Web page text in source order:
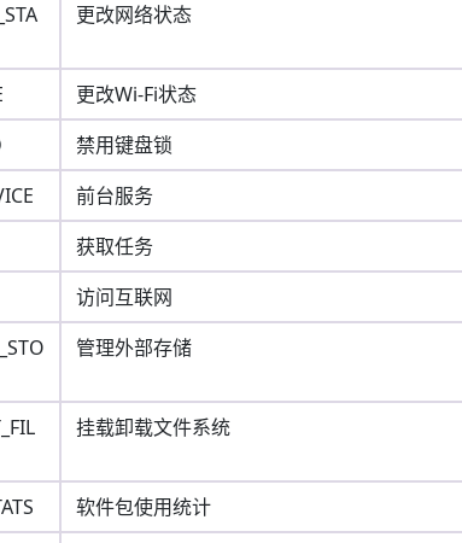
更改网络状态
更改Wi-Fi状态
禁用键盘锁
前台服务
获取任务
访问互联网
管理外部存储
挂载卸载文件系统
软件包使用统计